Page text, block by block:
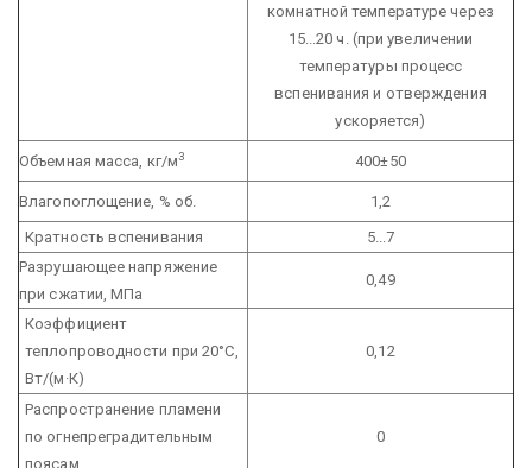
комнатной температуре через
15...20 ч. (при увеличении
температуры процесс
вспенивания и отверждения
ускоряется)
Объемная масса, кг/м3 400±50
Влагопоглощение, % об.
1,2
Кратность вспенивания
5...7
Разрушающее напряжение
при сжатии, МПа
0,49
Коэффициент
теплопроводности при 20°С,
Вт/(м·К)
0,12
Распространение пламени
по огнепреградительным
поясам
0